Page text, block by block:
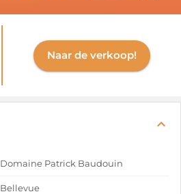
Naar de verkoop!
Domaine Patrick Baudouin
Bellevue